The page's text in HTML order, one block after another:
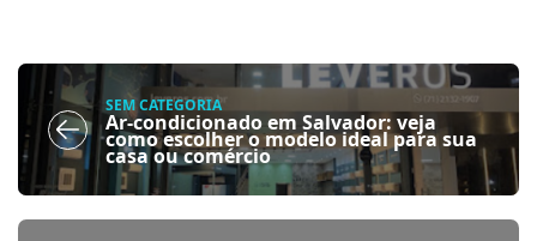
SEM CATEGORIA
Ar-condicionado em Salvador: veja
como escolher o modelo ideal para sua
casa ou comércio